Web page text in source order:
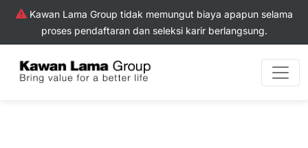
Kawan Lama Group tidak memungut biaya apapun selama
proses pendaftaran dan seleksi karir berlangsung.